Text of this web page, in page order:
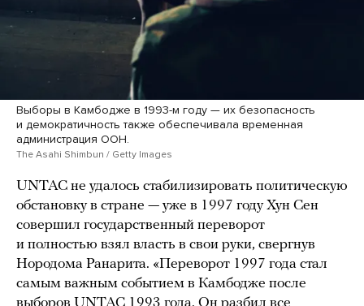
Выборы в Камбодже в 1993-м году — их безопасность
и демократичность также обеспечивала временная
администрация ООН.
The Asahi Shimbun / Getty Images
UNTAC не удалось стабилизировать политическую
обстановку в стране — уже в 1997 году Хун Сен
совершил государственный переворот
и полностью взял власть в свои руки, свергнув
Нородома Ранарита. «Переворот 1997 года стал
самым важным событием в Камбодже после
выборов UNTAC 1993 года. Он разбил все